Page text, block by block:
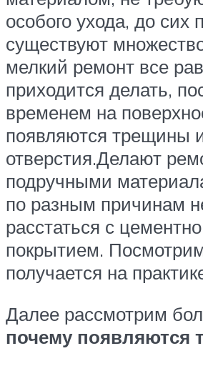
особого ухода, до сих
существуют
мелкий ремонт все
приходится делать,
временем на
появляются трещины
отверстия.Делают
подручными
по разным причинам
расстаться с
покрытием.
получается на
Далее рассмотрим
почему появляются